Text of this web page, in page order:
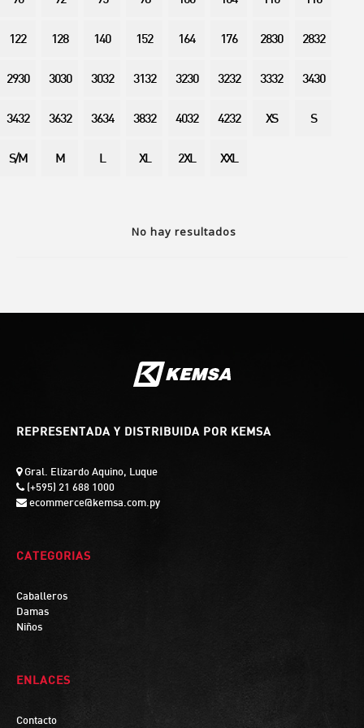
No hay resultados
122 128 140 152 164 176 2830 2832
2930 3030 3032 3132 3230 3232 3332 3430
3432 3632 3634 3832 4032 4232 XS S
S/M M L XL 2XL XXL
REPRESENTADA Y DISTRIBUIDA POR KEMSA
Gral. Elizardo Aquino, Luque
(+595) 21 688 1000
ecommerce@kemsa.com.py
CATEGORIAS
Caballeros
Damas
Niños
ENLACES
Contacto